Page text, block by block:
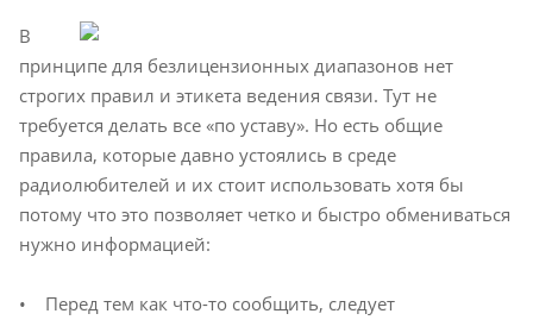
В
принципе для безлицензионных диапазонов нет
строгих правил и этикета ведения связи. Тут не
требуется делать все «по уставу». Но есть общие
правила, которые давно устоялись в среде
радиолюбителей и их стоит использовать хотя бы
потому что это позволяет четко и быстро обмениваться
нужно информацией:
• Перед тем как что-то сообщить, следует